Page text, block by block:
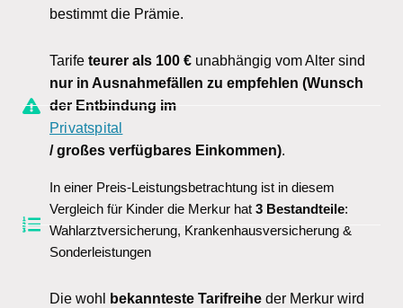
bestimmt die Prämie.
Tarife teurer als 100 € unabhängig vom Alter sind
nur in Ausnahmefällen zu empfehlen (Wunsch
der Entbindung im
Privatspital
/ großes verfügbares Einkommen).
In einer Preis-Leistungsbetrachtung ist in diesem
Vergleich für Kinder die Merkur hat 3 Bestandteile:
Wahlarztversicherung, Krankenhausversicherung &
Sonderleistungen
Die wohl bekannteste Tarifreihe der Merkur wird